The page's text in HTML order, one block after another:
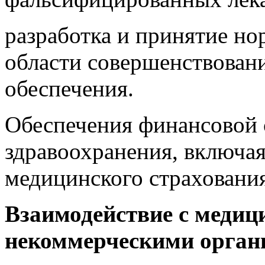
разработка и принятие
области
обеспечения.
Обеспечения финансовой
здравоохранения,
медицинского
Взаимодействие с
некоммерческими